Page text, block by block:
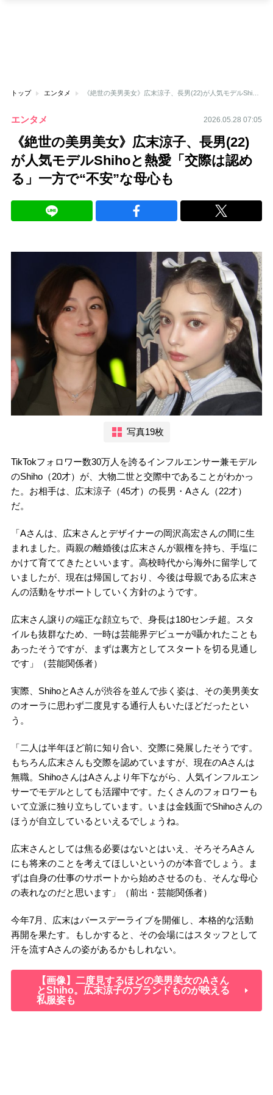
トップ エンタメ 《絶世の美男美女》広末涼子、長男(22)が人気モデルShihoと熱愛「交際は認める」一方で“不安”な母心も
エンタメ 2026.05.28 07:05
《絶世の美男美女》広末涼子、長男(22)
が人気モデルShihoと熱愛「交際は認め
る」一方で“不安”な母心も
写真19枚
TikTokフォロワー数30万人を誇るインフルエンサー兼モデル
のShiho（20才）が、大物二世と交際中であることがわかっ
た。お相手は、広末涼子（45才）の長男・Aさん（22才）
だ。
「Aさんは、広末さんとデザイナーの岡沢高宏さんの間に生
まれました。両親の離婚後は広末さんが親権を持ち、手塩に
かけて育ててきたといいます。高校時代から海外に留学して
いましたが、現在は帰国しており、今後は母親である広末さ
んの活動をサポートしていく方針のようです。
広末さん譲りの端正な顔立ちで、身長は180センチ超。スタ
イルも抜群なため、一時は芸能界デビューが囁かれたことも
あったそうですが、まずは裏方としてスタートを切る見通し
です」（芸能関係者）
実際、ShihoとAさんが渋谷を並んで歩く姿は、その美男美女
のオーラに思わず二度見する通行人もいたほどだったとい
う。
「二人は半年ほど前に知り合い、交際に発展したそうです。
もちろん広末さんも交際を認めていますが、現在のAさんは
無職。ShihoさんはAさんより年下ながら、人気インフルエン
サーでモデルとしても活躍中です。たくさんのフォロワーも
いて立派に独り立ちしています。いまは金銭面でShihoさんの
ほうが自立しているといえるでしょうね。
広末さんとしては焦る必要はないとはいえ、そろそろAさん
にも将来のことを考えてほしいというのが本音でしょう。ま
ずは自身の仕事のサポートから始めさせるのも、そんな母心
の表れなのだと思います」（前出・芸能関係者）
今年7月、広末はバースデーライブを開催し、本格的な活動
再開を果たす。もしかすると、その会場にはスタッフとして
汗を流すAさんの姿があるかもしれない。
【画像】二度見するほどの美男美女のAさん
とShiho。広末涼子のブランドものが映える
私服姿も